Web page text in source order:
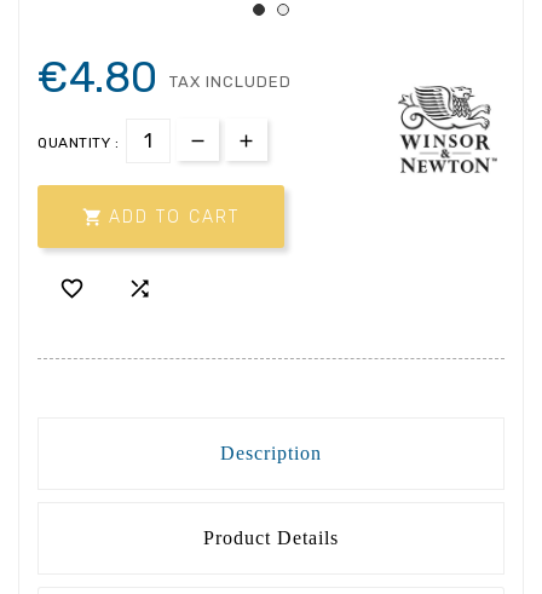
€4.80 TAX INCLUDED
QUANTITY :
 ADD TO CART
 
Description
Product Details